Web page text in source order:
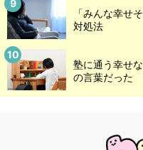
「みんな幸せ
対処法
塾に通う幸せ
の言葉だった